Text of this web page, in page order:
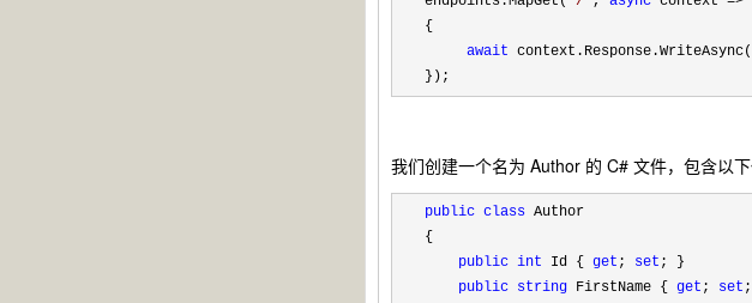
{
await context.Response.WriteAsync(
});
我们创建一个名为 Author 的 C# 文件，包含以下
public class Author
{
public int Id { get ; set ; }
public string FirstName { get ; set